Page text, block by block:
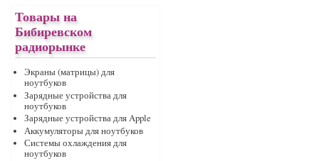
Товары на
Бибиревском
радиорынке
Экраны (матрицы) для
ноутбуков
Зарядные устройства для
ноутбуков
Зарядные устройства для Apple
Аккумуляторы для ноутбуков
Системы охлаждения для
ноутбуков